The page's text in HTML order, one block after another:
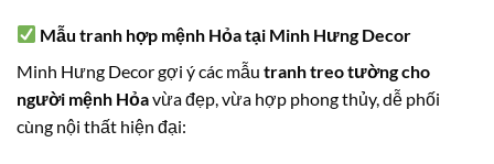
Mẫu tranh hợp mệnh Hỏa tại Minh Hưng Decor
Minh Hưng Decor gợi ý các mẫu tranh treo tường cho
người mệnh Hỏavừa đẹp, vừa hợp phong thủy, dễ phối
cùng nội thất hiện đại: